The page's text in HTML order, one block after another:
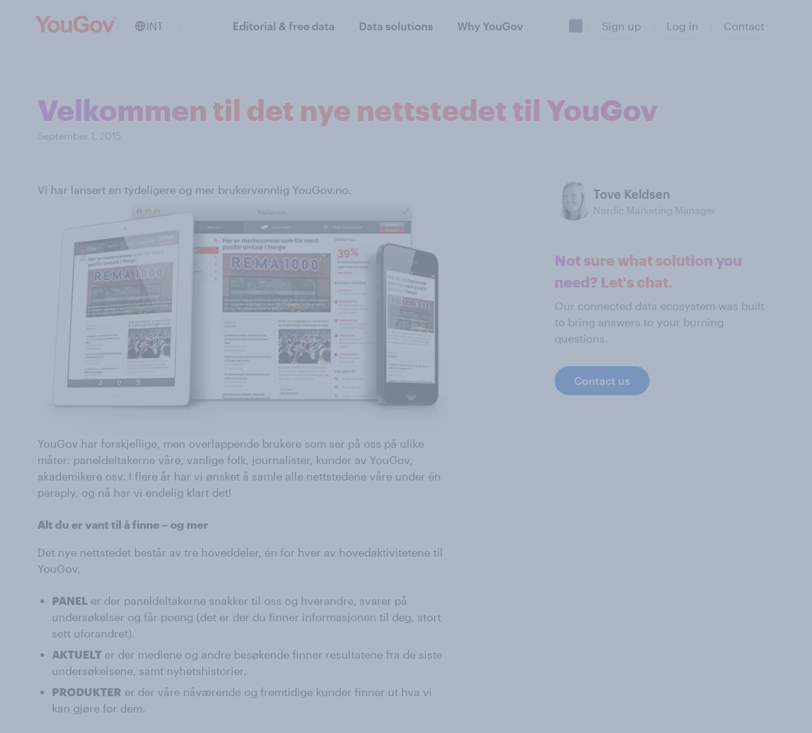
INT Editorial & free data Data solutions Why YouGov Sign up Log in Contact
Velkommen til det nye nettstedet til YouGov
September 1, 2015
Vi har lansert en tydeligere og mer brukervennlig YouGov.no.
YouGov har forskjellige, men overlappende brukere som ser på oss på ulike
måter: paneldeltakerne våre, vanlige folk, journalister, kunder av YouGov,
akademikere osv. I flere år har vi ønsket å samle alle nettstedene våre under én
paraply, og nå har vi endelig klart det!
Alt du er vant til å finne – og mer
Det nye nettstedet består av tre hoveddeler, én for hver av hovedaktivitetene til
YouGov.
PANEL er der paneldeltakerne snakker til oss og hverandre, svarer på
undersøkelser og får poeng (det er der du finner informasjonen til deg, stort
sett uforandret).
AKTUELT er der mediene og andre besøkende finner resultatene fra de siste
undersøkelsene, samt nyhetshistorier.
PRODUKTER er der våre nåværende og fremtidige kunder finner ut hva vi
kan gjøre for dem.
Tove Keldsen
Nordic Marketing Manager
Not sure what solution you
need? Let's chat.
Our connected data ecosystem was built
to bring answers to your burning
questions.
Contact us